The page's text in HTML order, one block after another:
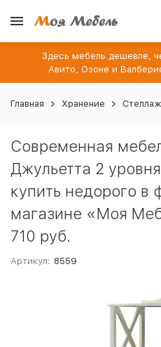
Здесь мебель дешевле,
Авито, Озоне и Валберис
Главная Хранение
Современная
Джульетта 2
купить недорого
магазине «Моя
710 руб.
Артикул: 8559